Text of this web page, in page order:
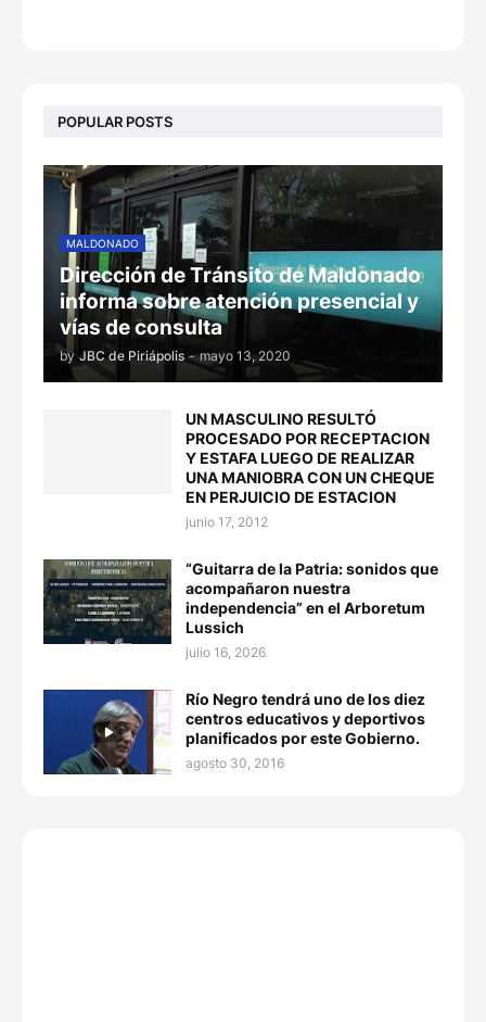
POPULAR POSTS
MALDONADO
Dirección de Tránsito de Maldonado
informa sobre atención presencial y
vías de consulta
by JBC de Piriápolis - mayo 13, 2020
UN MASCULINO RESULTÓ
PROCESADO POR RECEPTACION
Y ESTAFA LUEGO DE REALIZAR
UNA MANIOBRA CON UN CHEQUE
EN PERJUICIO DE ESTACION
junio 17, 2012
“Guitarra de la Patria: sonidos que
acompañaron nuestra
independencia” en el Arboretum
Lussich
julio 16, 2026
Río Negro tendrá uno de los diez
centros educativos y deportivos
planificados por este Gobierno.
agosto 30, 2016